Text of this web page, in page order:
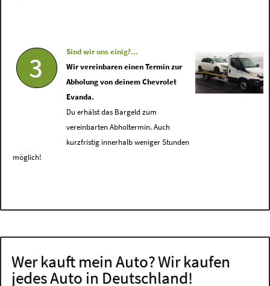
3
Sind wir uns einig?...
Wir vereinbaren einen Termin zur
Abholung von deinem Chevrolet
Evanda.
Du erhälst das Bargeld zum
vereinbarten Abholtermin. Auch
kurzfristig innerhalb weniger Stunden
möglich!
Wer kauft mein Auto? Wir kaufen
jedes Auto in Deutschland!